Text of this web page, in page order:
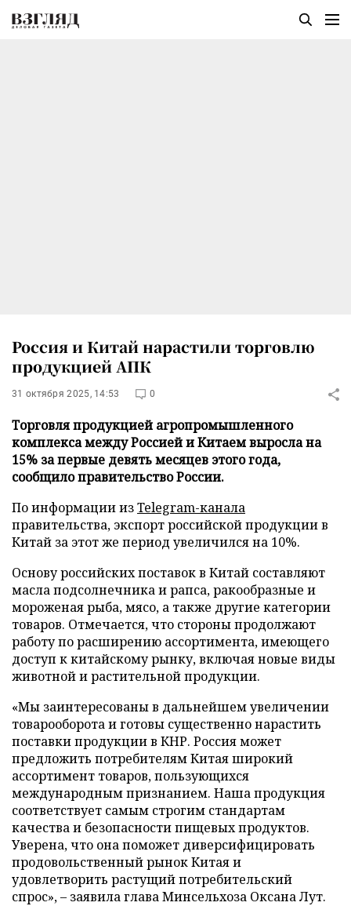
Россия и Китай нарастили торговлю
продукцией АПК
31 октября 2025, 14:53 0
Торговля продукцией агропромышленного
комплекса между Россией и Китаем выросла на
15% за первые девять месяцев этого года,
сообщило правительство России.
По информации изTelegram-канала
правительства, экспорт российской продукции в
Китай за этот же период увеличился на 10%.
Основу российских поставок в Китай составляют
масла подсолнечника и рапса, ракообразные и
мороженая рыба, мясо, а также другие категории
товаров. Отмечается, что стороны продолжают
работу по расширению ассортимента, имеющего
доступ к китайскому рынку, включая новые виды
животной и растительной продукции.
«Мы заинтересованы в дальнейшем увеличении
товарооборота и готовы существенно нарастить
поставки продукции в КНР. Россия может
предложить потребителям Китая широкий
ассортимент товаров, пользующихся
международным признанием. Наша продукция
соответствует самым строгим стандартам
качества и безопасности пищевых продуктов.
Уверена, что она поможет диверсифицировать
продовольственный рынок Китая и
удовлетворить растущий потребительский
спрос», – заявила глава Минсельхоза Оксана Лут.